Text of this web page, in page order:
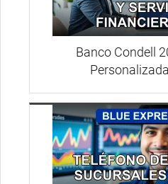
Banco Condell